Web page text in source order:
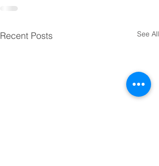
Recent Posts See All